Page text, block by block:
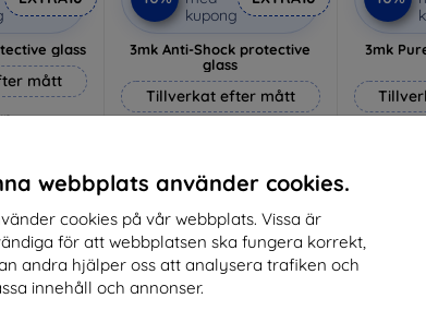
webbplats använder cookies.
cookies på vår webbplats. Vissa är
för att webbplatsen ska fungera korrekt,
andra hjälper oss att analysera trafiken och
innehåll och annonser.
glass
mått
st
kupong
3mk Anti-Shock protective
glass
Tillverkat efter mått
I lager > 5 st
3mk
I
-35%